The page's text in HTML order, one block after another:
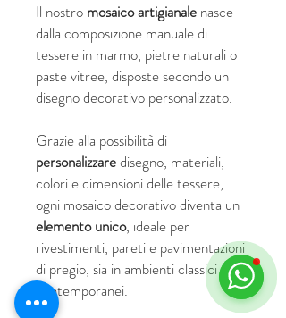
Il nostro mosaico artigianale nasce
dalla composizione manuale di
tessere in marmo, pietre naturali o
paste vitree, disposte secondo un
disegno decorativo personalizzato.
Grazie alla possibilità di
personalizzaredisegno, materiali,
colori e dimensioni delle tessere,
ogni mosaico decorativo diventa un
elemento unico, ideale per
rivestimenti, pareti e pavimentazioni
di pregio, sia in ambienti classici che
contemporanei.